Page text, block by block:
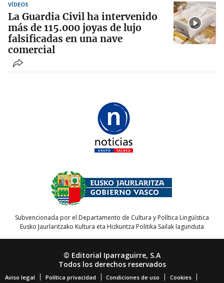
VÍDEOS
La Guardia Civil ha intervenido
más de 115.000 joyas de lujo
falsificadas en una nave
comercial
Subvencionada por el Departamento de Cultura y Política Lingüística
Eusko Jaurlaritzako Kultura eta Hizkuntza Politika Sailak lagunduta
© Editorial Iparraguirre, S.A
Todos los derechos reservados
Aviso legal Política privacidad Condiciones de uso Cookies